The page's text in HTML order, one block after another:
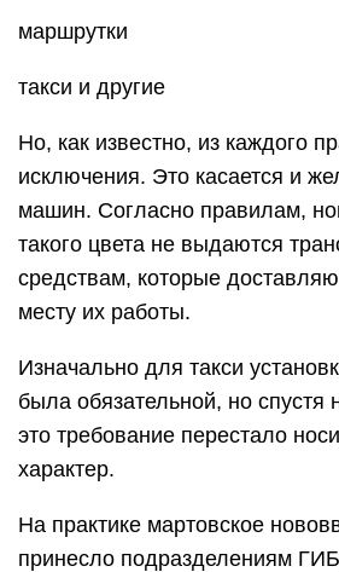
маршрутки
такси и другие
Но, как известно, из каждого
исключения. Это касается и
машин. Согласно правилам,
такого цвета не выдаются
средствам, которые
месту их работы.
Изначально для такси
была обязательной, но спустя
это требование перестало
характер.
На практике мартовское
принесло подразделениям